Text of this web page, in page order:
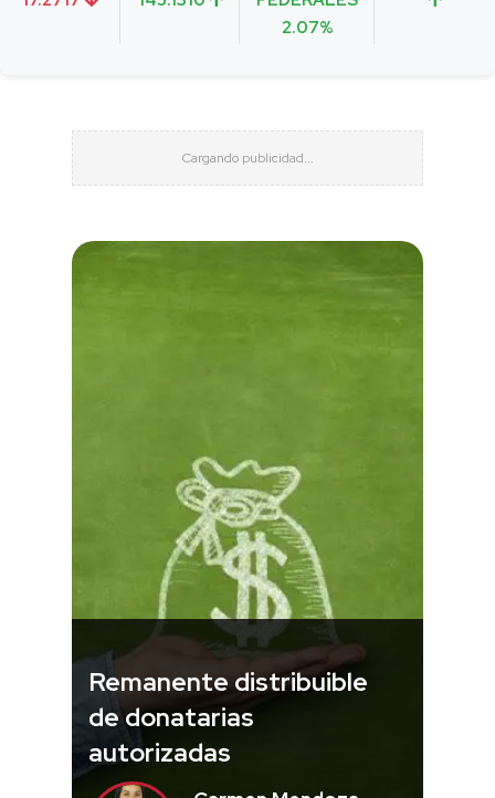
2.07%
Remanente distribuible
de donatarias
autorizadas